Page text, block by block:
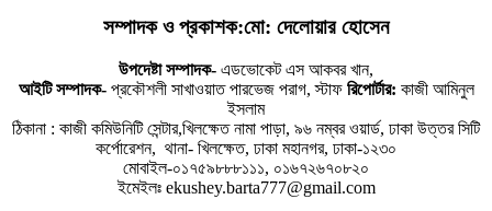
সম্পাদক ও প্রকাশক:মো: দেলোয়ার হোসেন
উপদেষ্টা সম্পাদক- এডভোকেট এস আকবর খান,
আইটি সম্পাদক-প্রকৌশলী সাখাওয়াত পারভেজ পরাগ, স্টাফ রিপোর্টার: কাজী আমিনুল
ইসলাম
ঠিকানা : কাজী কমিউনিটি সেন্টার,খিলক্ষেত নামা পাড়া, ৯৬ নম্বর ওয়ার্ড, ঢাকা উত্তর সিটি
কর্পোরেশন, থানা- খিলক্ষেত, ঢাকা মহানগর, ঢাকা-১২৩০
মোবাইল-০১৭৫৯৮৮৮১১১, ০১৬৭২৬৭০৮২০
ইমেইলঃ ekushey.barta777@gmail.com